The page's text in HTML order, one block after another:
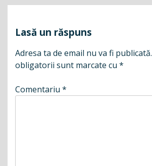
Lasă un răspuns
Adresa ta de email nu va fi publicată.
obligatorii sunt marcate cu *
Comentariu *